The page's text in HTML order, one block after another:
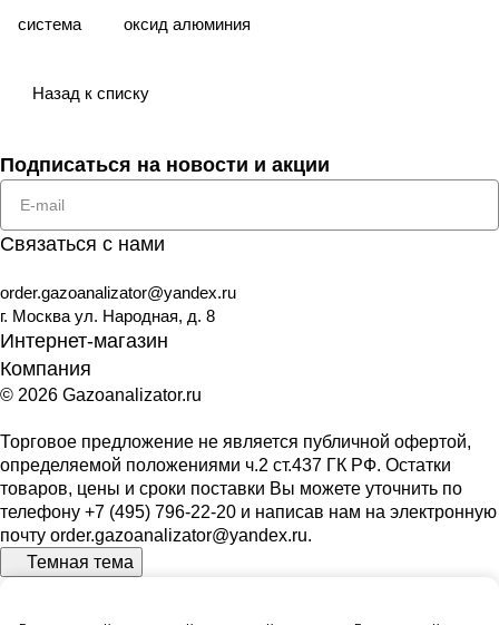
система оксид алюминия
Назад к списку
Подписаться на новости и акции
Связаться с нами
order.gazoanalizator@yandex.ru
г. Москва ул. Народная, д. 8
Интернет-магазин
Компания
© 2026 Gazoanalizator.ru
Торговое предложение не является публичной офертой,
определяемой положениями ч.2 ст.437 ГК РФ. Остатки
товаров, цены и сроки поставки Вы можете уточнить по
телефону +7 (495) 796-22-20 и написав нам на электронную
почту order.gazoanalizator@yandex.ru.
Темная тема